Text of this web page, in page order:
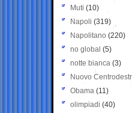
Muti (10)
Napoli (319)
Napolitano (220)
no global (5)
notte bianca (3)
Nuovo
Obama (11)
olimpiadi (40)